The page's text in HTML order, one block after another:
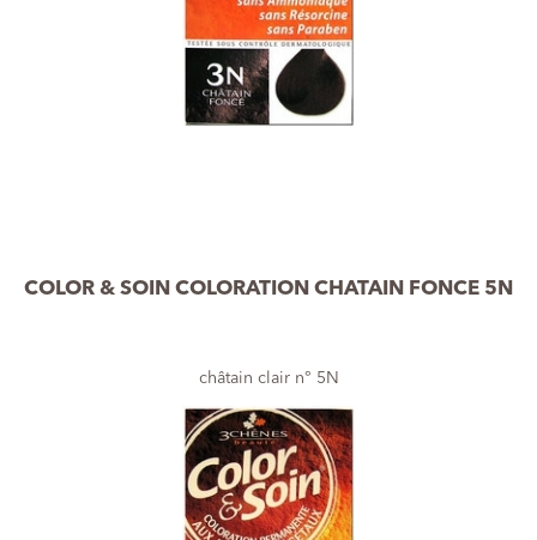
COLOR & SOIN COLORATION CHATAIN FONCE 5N
châtain clair n° 5N